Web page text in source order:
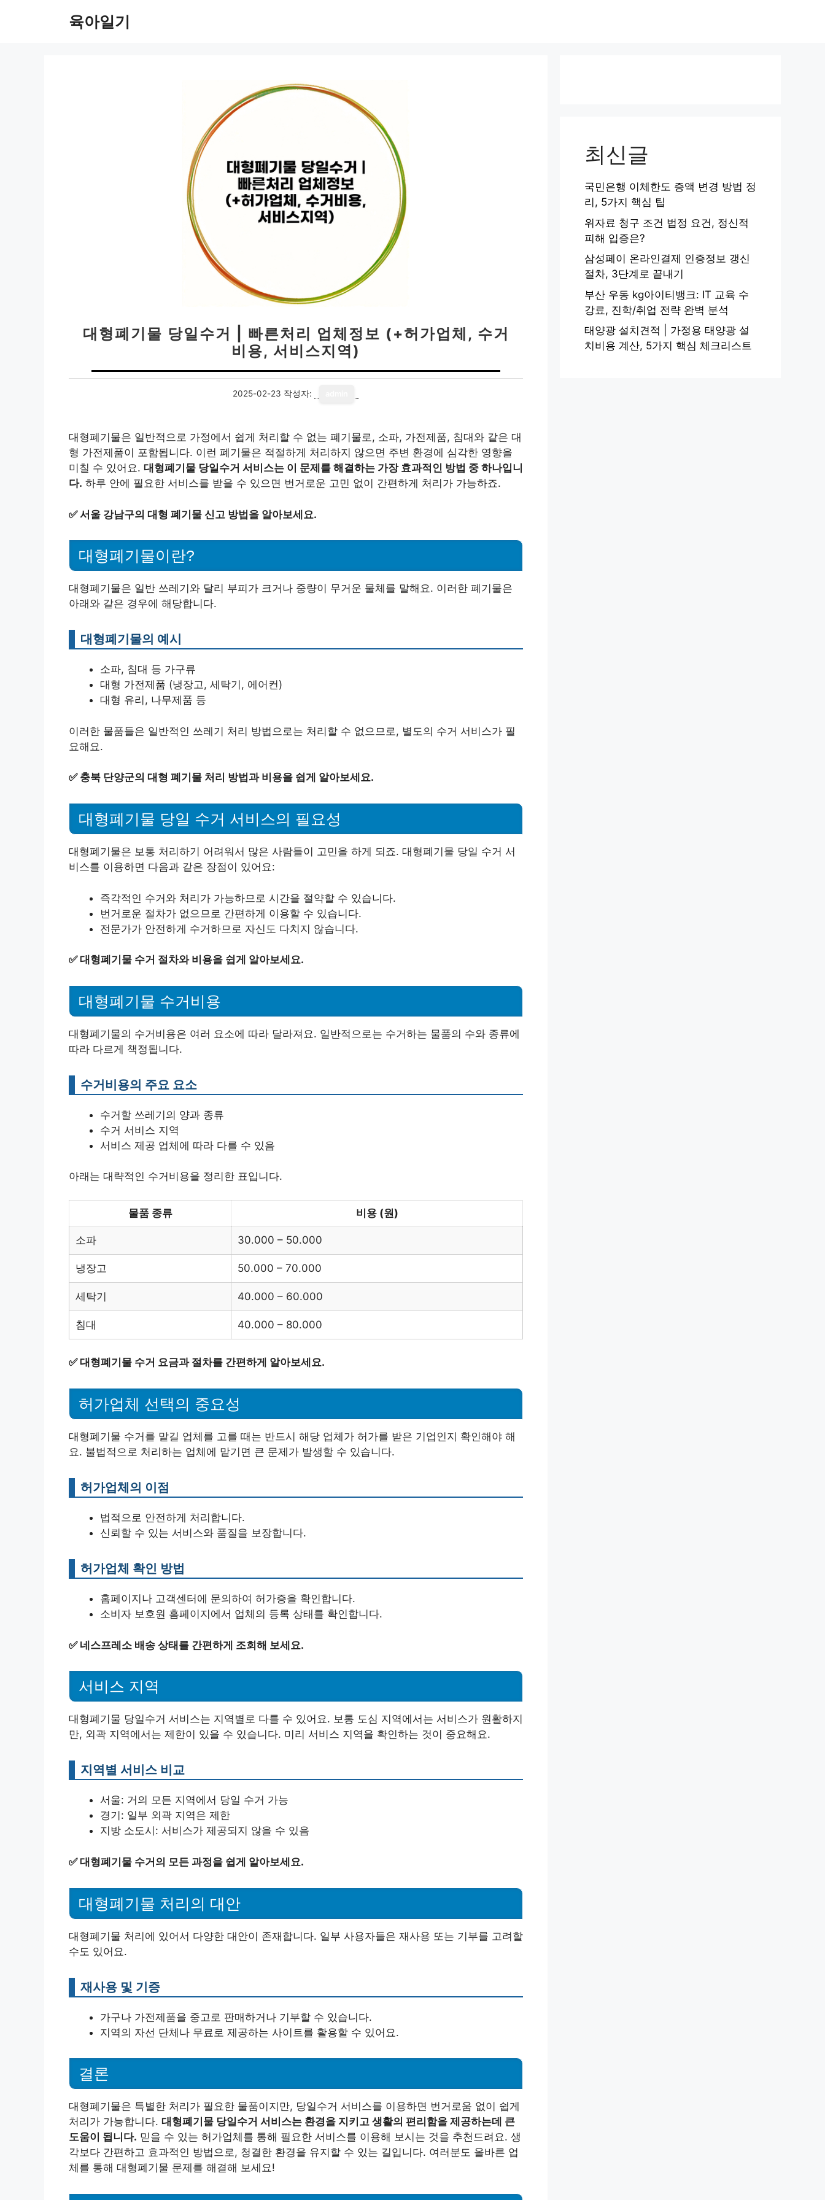
육아일기
대형폐기물 당일수거 | 빠른처리 업체정보 (+허가업체, 수거
비용, 서비스지역)
2025-02-23 작성자:
대형폐기물은 일반적으로 가정에서 쉽게 처리할 수 없는 폐기물로, 소파, 가전제품, 침대와 같은 대
형 가전제품이 포함됩니다. 이런 폐기물은 적절하게 처리하지 않으면 주변 환경에 심각한 영향을
미칠 수 있어요. 대형폐기물 당일수거 서비스는 이 문제를 해결하는 가장 효과적인 방법 중 하나입니
다. 하루 안에 필요한 서비스를 받을 수 있으면 번거로운 고민 없이 간편하게 처리가 가능하죠.
✅서울 강남구의 대형 폐기물 신고 방법을 알아보세요.
대형폐기물이란?
대형폐기물은 일반 쓰레기와 달리 부피가 크거나 중량이 무거운 물체를 말해요. 이러한 폐기물은
아래와 같은 경우에 해당합니다.
대형폐기물의 예시
소파, 침대 등 가구류
대형 가전제품 (냉장고, 세탁기, 에어컨)
대형 유리, 나무제품 등
이러한 물품들은 일반적인 쓰레기 처리 방법으로는 처리할 수 없으므로, 별도의 수거 서비스가 필
요해요.
✅ 충북 단양군의 대형 폐기물 처리 방법과 비용을 쉽게 알아보세요.
대형폐기물 당일 수거 서비스의 필요성
대형폐기물은 보통 처리하기 어려워서 많은 사람들이 고민을 하게 되죠. 대형폐기물 당일 수거 서
비스를 이용하면 다음과 같은 장점이 있어요:
즉각적인 수거와 처리가 가능하므로 시간을 절약할 수 있습니다.
번거로운 절차가 없으므로 간편하게 이용할 수 있습니다.
전문가가 안전하게 수거하므로 자신도 다치지 않습니다.
✅대형폐기물 수거 절차와 비용을 쉽게 알아보세요.
대형폐기물 수거비용
대형폐기물의 수거비용은 여러 요소에 따라 달라져요. 일반적으로는 수거하는 물품의 수와 종류에
따라 다르게 책정됩니다.
수거비용의 주요 요소
수거할 쓰레기의 양과 종류
수거 서비스 지역
서비스 제공 업체에 따라 다를 수 있음
아래는 대략적인 수거비용을 정리한 표입니다.
물품 종류 비용 (원)
소파 30.000 – 50.000
냉장고 50.000 – 70.000
세탁기 40.000 – 60.000
침대 40.000 – 80.000
✅대형폐기물 수거 요금과 절차를 간편하게 알아보세요.
허가업체 선택의 중요성
대형폐기물 수거를 맡길 업체를 고를 때는 반드시 해당 업체가 허가를 받은 기업인지 확인해야 해
요. 불법적으로 처리하는 업체에 맡기면 큰 문제가 발생할 수 있습니다.
허가업체의 이점
법적으로 안전하게 처리합니다.
신뢰할 수 있는 서비스와 품질을 보장합니다.
허가업체 확인 방법
홈페이지나 고객센터에 문의하여 허가증을 확인합니다.
소비자 보호원 홈페이지에서 업체의 등록 상태를 확인합니다.
✅ 네스프레소 배송 상태를 간편하게 조회해 보세요.
서비스 지역
대형폐기물 당일수거 서비스는 지역별로 다를 수 있어요. 보통 도심 지역에서는 서비스가 원활하지
만, 외곽 지역에서는 제한이 있을 수 있습니다. 미리 서비스 지역을 확인하는 것이 중요해요.
지역별 서비스 비교
서울: 거의 모든 지역에서 당일 수거 가능
경기: 일부 외곽 지역은 제한
지방 소도시: 서비스가 제공되지 않을 수 있음
✅대형폐기물 수거의 모든 과정을 쉽게 알아보세요.
대형폐기물 처리의 대안
대형폐기물 처리에 있어서 다양한 대안이 존재합니다. 일부 사용자들은 재사용 또는 기부를 고려할
수도 있어요.
재사용 및 기증
가구나 가전제품을 중고로 판매하거나 기부할 수 있습니다.
지역의 자선 단체나 무료로 제공하는 사이트를 활용할 수 있어요.
결론
대형폐기물은 특별한 처리가 필요한 물품이지만, 당일수거 서비스를 이용하면 번거로움 없이 쉽게
처리가 가능합니다. 대형폐기물 당일수거 서비스는 환경을 지키고 생활의 편리함을 제공하는데 큰
도움이 됩니다. 믿을 수 있는 허가업체를 통해 필요한 서비스를 이용해 보시는 것을 추천드려요. 생
각보다 간편하고 효과적인 방법으로, 청결한 환경을 유지할 수 있는 길입니다. 여러분도 올바른 업
체를 통해 대형폐기물 문제를 해결해 보세요!
최신글
국민은행 이체한도 증액 변경 방법 정
리, 5가지 핵심 팁
위자료 청구 조건 법정 요건, 정신적
피해 입증은?
삼성페이 온라인결제 인증정보 갱신
절차, 3단계로 끝내기
부산 우동 kg아이티뱅크: IT 교육 수
강료, 진학/취업 전략 완벽 분석
태양광 설치견적 | 가정용 태양광 설
치비용 계산, 5가지 핵심 체크리스트